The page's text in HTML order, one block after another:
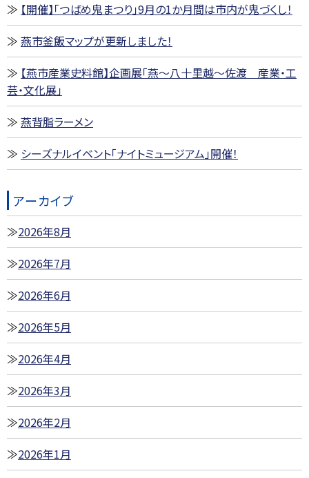
【開催】「つばめ鬼まつり」9月の1か月間は市内が鬼づくし！
燕市釜飯マップが更新しました！
【燕市産業史料館】企画展「燕～八十里越～佐渡 産業・工
芸・文化展」
燕背脂ラーメン
シーズナルイベント「ナイトミュージアム」開催！
アーカイブ
2026年8月
2026年7月
2026年6月
2026年5月
2026年4月
2026年3月
2026年2月
2026年1月